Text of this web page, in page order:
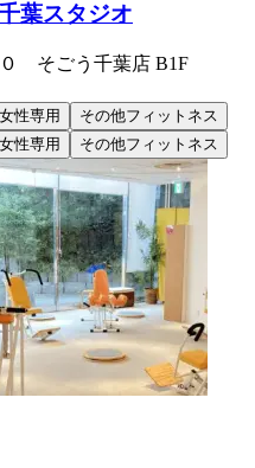
葉スタジオ
そごう千葉店 B1F
女性専用
その他フィットネス
女性専用 その他フィットネス